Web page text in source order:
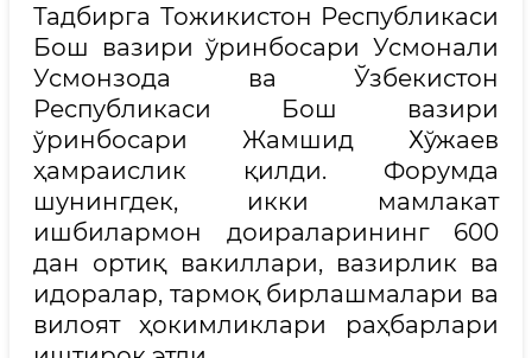
Тадбирга Тожикистон Республикаси
Бош вазири ўринбосари Усмонали
Усмонзода ва Ўзбекистон
Республикаси Бош вазири
ўринбосари Жамшид Хўжаев
ҳамраислик қилди. Форумда
шунингдек, икки мамлакат
ишбилармон доираларининг 600
дан ортиқ вакиллари, вазирлик ва
идоралар, тармоқ бирлашмалари ва
вилоят ҳокимликлари раҳбарлари